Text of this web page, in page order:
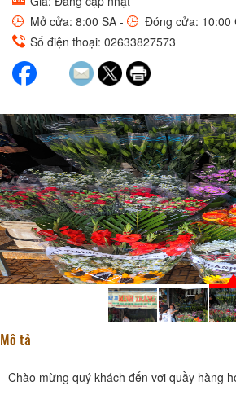
Mở cửa: 8:00 SA -
Đóng cửa: 10:00
Số điện thoại: 02633827573
Mô tả
Chào mừng quý khách đến vơi quầy hàng